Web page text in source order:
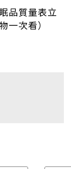
品質量表立
一次看）